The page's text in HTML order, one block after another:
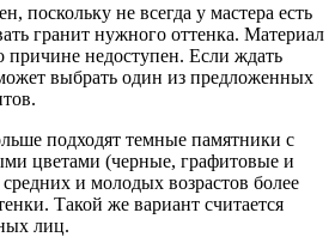
поскольку не всегда у мастера есть
гранит нужного оттенка. Материал
причине недоступен. Если ждать
выбрать один из предложенных
подходят темные памятники с
цветами (черные, графитовые и
и молодых возрастов более
Такой же вариант считается
лиц.